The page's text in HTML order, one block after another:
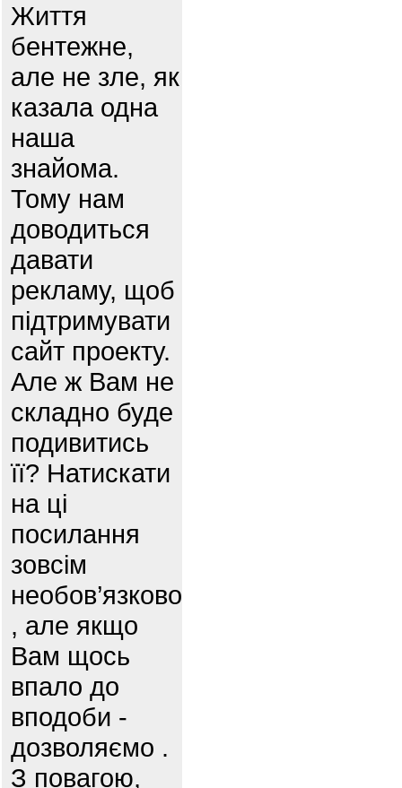
Життя
бентежне,
але не зле, як
казала одна
наша
знайома.
Тому нам
доводиться
давати
рекламу, щоб
підтримувати
сайт проекту.
Але ж Вам не
складно буде
подивитись
її? Натискати
на ці
посилання
зовсім
необов’язково
, але якщо
Вам щось
впало до
вподоби -
дозволяємо .
З повагою,